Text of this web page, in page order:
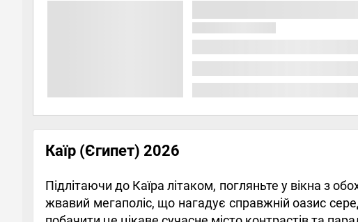
Каїр (Єгипет) 2026
Підлітаючи до Каїра літаком, погляньте у вікна з
жвавий мегаполіс, що нагадує справжній оазис